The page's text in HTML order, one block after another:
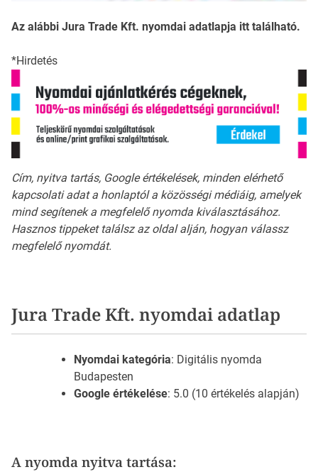
Az alábbi Jura Trade Kft. nyomdai adatlapja itt található.
*Hirdetés
Cím, nyitva tartás, Google értékelések, minden elérhető
kapcsolati adat a honlaptól a közösségi médiáig, amelyek
mind segítenek a megfelelő nyomda kiválasztásához.
Hasznos tippeket találsz az oldal alján, hogyan válassz
megfelelő nyomdát.
Jura Trade Kft. nyomdai adatlap
Nyomdai kategória: Digitális nyomda
Budapesten
Google értékelése: 5.0 (10 értékelés alapján)
A nyomda nyitva tartása: